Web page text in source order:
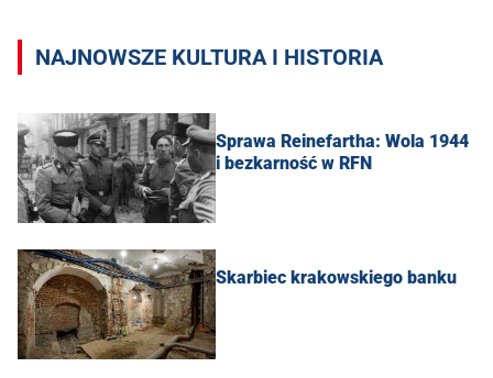
NAJNOWSZE KULTURA I HISTORIA
Sprawa Reinefartha: Wola 1944
i bezkarność w RFN
Skarbiec krakowskiego banku